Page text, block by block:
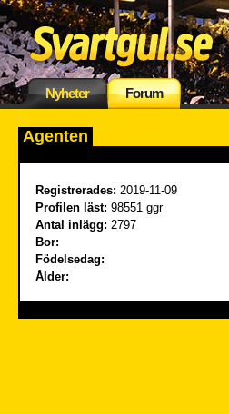
Nyheter Forum
Agenten
Registrerades: 2019-11-09
Profilen läst: 98551 ggr
Antal inlägg: 2797
Bor:
Födelsedag:
Ålder: